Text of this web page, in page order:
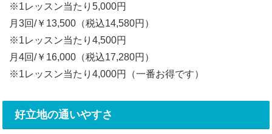
※1レッスン当たり5,000円
月3回/￥13,500（税込14,580円）
※1レッスン当たり4,500円
月4回/￥16,000（税込17,280円）
※1レッスン当たり4,000円（一番お得です）
好立地の通いやすさ